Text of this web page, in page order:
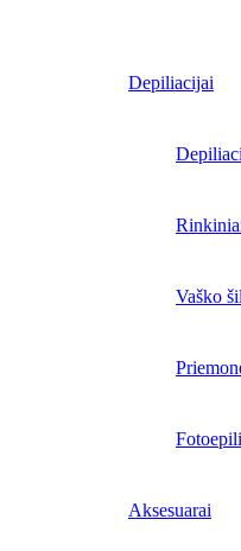
Depiliacijai
Vaško
Aksesuarai